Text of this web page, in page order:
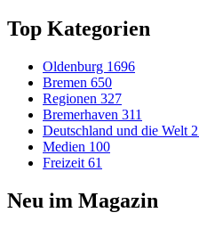
Top Kategorien
Oldenburg 1696
Bremen 650
Regionen 327
Bremerhaven 311
Deutschland und die Welt
Medien 100
Freizeit 61
Neu im Magazin